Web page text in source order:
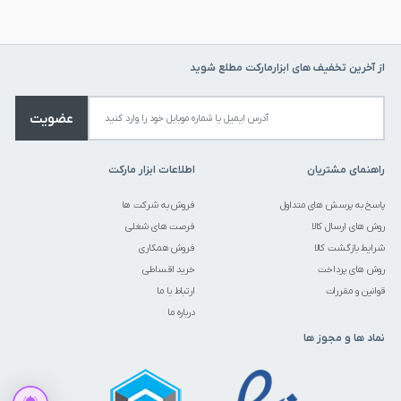
از آخرین تخفیف های ابزارمارکت مطلع شوید
عضویت
راهنمای مشتریان
پاسخ به پرسش های متداول
روش های ارسال کالا
شرایط بازگشت کالا
روش های پرداخت
قوانین و مقررات
اطلاعات ابزار مارکت
فروش به شرکت ها
فرصت های شغلی
فروش همکاری
خرید اقساطی
ارتباط با ما
درباره ما
نماد ها و مجوز ها